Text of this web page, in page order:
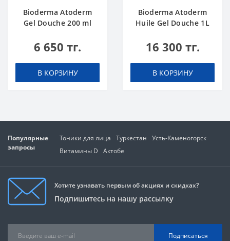
Bioderma Atoderm
Gel Douche 200 ml
6 650 тг.
В КОРЗИНУ
Bioderma Atoderm
Huile Gel Douche 1L
16 300 тг.
В КОРЗИНУ
Популярные
запросы
Тоники для лица Туркестан
Усть-Каменогорск
Витамины D
Актобе
Хотите узнавать первым об акциях и скидках?
Подпишитесь на нашу рассылку
Подписаться